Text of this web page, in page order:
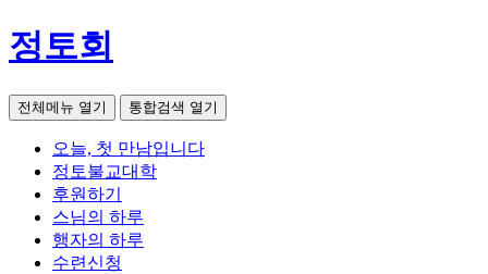
정토회
전체메뉴 열기 통합검색 열기
오늘, 첫 만남입니다
정토불교대학
후원하기
스님의 하루
행자의 하루
수련신청